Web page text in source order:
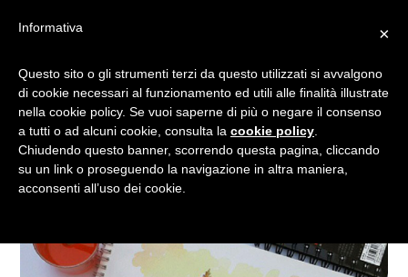
L’ARTISTA CHE DIPINGE
COL GELATO
×
Informativa
Questo sito o gli strumenti terzi da questo utilizzati si avvalgono
di cookie necessari al funzionamento ed utili alle finalità illustrate
nella cookie policy. Se vuoi saperne di più o negare il consenso
a tutti o ad alcuni cookie, consulta la cookie policy
Chiudendo questo banner, scorrendo questa pagina, cliccando
su un link o proseguendo la navigazione in altra maniera,
acconsenti all’uso dei cookie.